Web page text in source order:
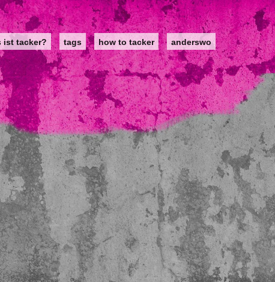
ist tacker? tags how to tacker anderswo